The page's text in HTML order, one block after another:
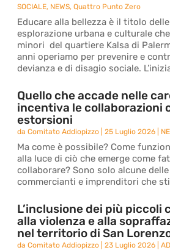
SOCIALE, NEWS,Quattro Punto Zero
Educare alla bellezza è il titolo
esplorazione urbana e culturale
minori del quartiere Kalsa di
anni operiamo per prevenire e
devianza e di disagio sociale.
Quello che accade nelle
incentiva le collaborazioni
estorsioni
daComitato Addiopizzo |25 Luglio 2026
Ma come è possibile? Come
alla luce di ciò che emerge come
collaborare? Sono solo alcune
commercianti e imprenditori che
L’inclusione dei più piccoli
alla violenza e alla
nel territorio di San
daComitato Addiopizzo |23 Luglio 2026 |